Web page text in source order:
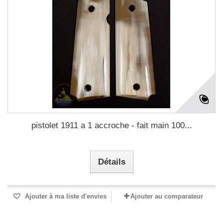
pistolet 1911 a 1 accroche - fait main 100...
Détails
Ajouter à ma liste d'envies Ajouter au comparateur